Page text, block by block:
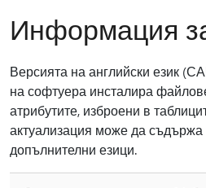
Информация
Версията на английски език
на софтуера инсталира
атрибутите, изброени в
актуализация може да
допълнителни езици.